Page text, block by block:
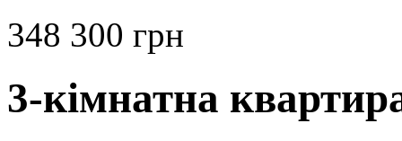
348 300 грн
3-кімнатна